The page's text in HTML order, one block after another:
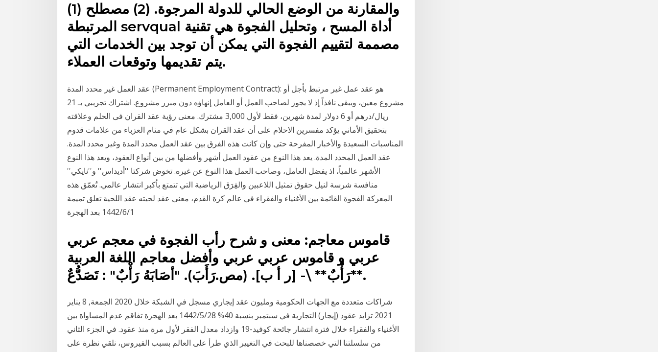
(1) والمقارنة من الوضع الحالي للدولة المرجوة. (2) مصطلح
المرتبطة servqual أداة المسح ، وتحليل الفجوة هي تقنية
مصممة لتقييم الفجوة التي يمكن أن توجد بين الخدمات التي
يتم تقديمها وتوقعات العملاء.
عقد العمل غير محدد المدة (Permanent Employment Contract): هو عقد عمل غير مرتبط بأجل أو
مشروع معين، ويبقى نافذاً إذ لا يجوز لصاحب العمل أو العامل إنهاؤه دون مبرر مشروع. اشتراك تجريبي بـ 21
ريال/درهم أو 6 دولار لمدة شهرين، فقط لأول 3,000 مشترك. معنى رؤية عقد القران فى الحلم وعلاقته
بتحقيق الأماني يؤكد مفسرين الاحلام على أن عقد القران بشكل عام في منام العزباء من علامات قدوم
المناسبات السعيدة والأخبار المفرحة حتى وإن كانت هذه الفرق بين عقد العمل محدد المدة وغير محدد المدة.
عقد العمل المحدد المدة. يعد هذا النوع من عقود العمل أشهر وأفضلها من بين أنواع العقود، ويعد هذا النوع
الأشهر عالمياً، اذ يفضل العامل، وصاحب العمل هذا النوع عن غيره. تخوض شركتا ''أديداس'' و''نايكي''
منافسة شرسة لنيل حقوق تمثيل اللاعبين والفِرَق الرياضية التي تتمتع بأكبر انتشار عالمي. تُعمّق هذه
المعركة الفجوة القائمة بين الأغنياء والفقراء في عالم كرة القدم، معنى عقد لحيته عقد اللحية تعلق تميمة
1‏‏/6‏‏/1442 بعد الهجرة
قاموس معاجم: معنى و شرح رأب الفجوة في معجم عربي
عربي و قاموس عربي عربي وأفضل معاجم اللغة العربية
**رَأْبٌ** \- [ر أ ب]. (مص.رَأَبَ). "أصَابَهُ رَأْبٌ" : تَصَدُّعٌ.
شراكات متعددة مع الجهات الحكومية ومليون عقد إيجاري مسجل في الشبكة خلال 2020 الجمعة, 8 يناير
2021 تزايد عقود (إيجار) التجارية في سبتمبر بنسبة 40% 28‏‏/5‏‏/1442 بعد الهجرة تفاقم عدم المساواة بين
الأغنياء والفقراء خلال فترة انتشار جائحة كوفيد-19 وازداد معدل الفقر لأول مرة منذ عقود. في الجزء الثاني
من سلسلتنا التي خصصناها للبحث في التغيير الذي طرأ على العالم بسبب الفيروس، نلقي نظرة على